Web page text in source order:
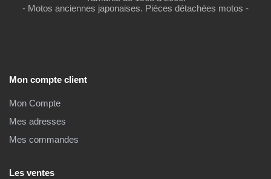
- Motos anciennes japonaises. Pièces détachées motos -
Mon compte client
Mon Compte
Mes adresses
Mes commandes
Les ventes